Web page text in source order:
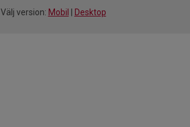
Välj version: Mobil Desktop